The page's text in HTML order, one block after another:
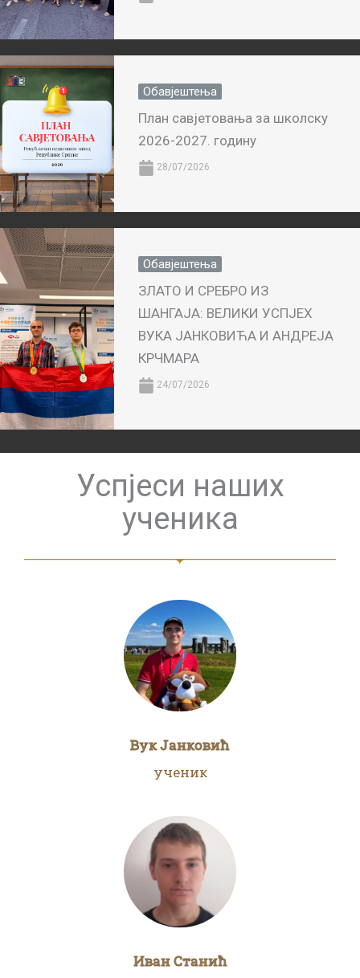
Обавјештења
План савјетовања за школску
2026-2027. годину
28/07/2026
Обавјештења
ЗЛАТО И СРЕБРО ИЗ
ШАНГАЈА: ВЕЛИКИ УСПЈЕХ
ВУКА ЈАНКОВИЋА И АНДРЕЈА
КРЧМАРА
24/07/2026
Успјеси наших
ученика
Вук Јанковић
ученик
Иван Станић